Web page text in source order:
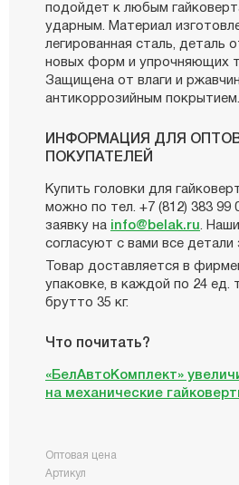
подойдет к любым
ударным. Материал
легированная сталь, деталь
новых форм и упрочняющих
Защищена от влаги и
антикоррозийным покрытием.
ИНФОРМАЦИЯ ДЛЯ
ПОКУПАТЕЛЕЙ
Купить головки для
можно по тел. +7 (812) 383 99
заявку на info@belak.ru.
согласуют с вами все детали
Товар доставляется в
упаковке, в каждой по 24 ед.
брутто 35 кг.
Что почитать?
«БелАвтоКомплект»
на механические
Оптовая цена
Артикул